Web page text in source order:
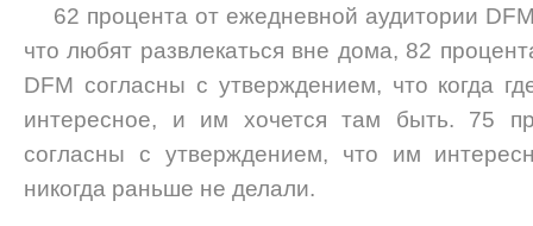
62 процента от ежедневной аудитории
что любят развлекаться вне дома, 82
DFM согласны с утверждением, что когда
интересное, и им хочется там быть. 75
согласны с утверждением, что им
никогда раньше не делали.